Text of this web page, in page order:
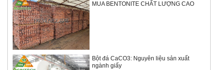
MUA BENTONITE CHẤT LƯỢNG CAO
Bột đá CaCO3: Nguyên liệu sản xuất
ngành giấy